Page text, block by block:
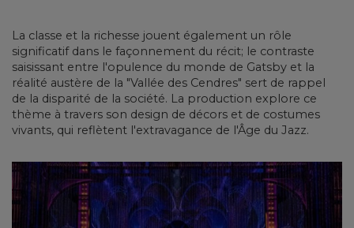
La classe et la richesse jouent également un rôle
significatif dans le façonnement du récit; le contraste
saisissant entre l'opulence du monde de Gatsby et la
réalité austère de la "Vallée des Cendres" sert de rappel
de la disparité de la société. La production explore ce
thème à travers son design de décors et de costumes
vivants, qui reflètent l'extravagance de l'Âge du Jazz.